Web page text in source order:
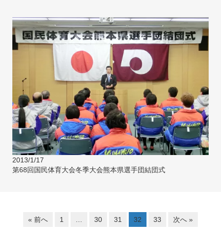
2013/1/17
第68回国民体育大会冬季大会熊本県選手団結団式
« 前へ 1 30 31 32 33 次へ »